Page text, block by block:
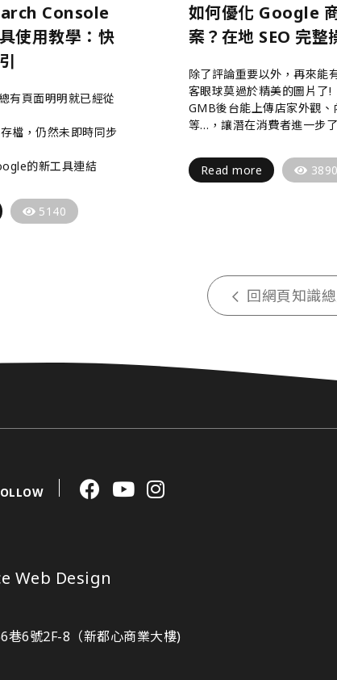
Console
使用教學：快
有頁面明明就已經從
檔，仍然未即時同步
的新工具連結
5140
如何優化 Google
案？在地 SEO 完整
除了評論重要以外，再來能
客眼球莫過於精美的圖片了!
GMB後台能上傳店家外觀、
等…，讓潛在消費者進一步
Read more 3890
回網頁知識
Web Design
巷6號2F-8（新都心商業大樓)